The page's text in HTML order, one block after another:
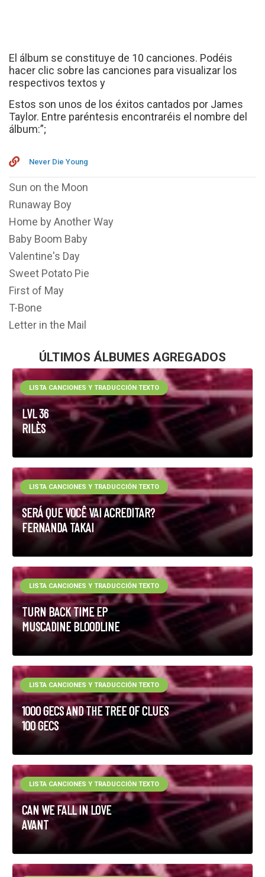
El álbum se constituye de 10 canciones. Podéis
hacer clic sobre las canciones para visualizar los
respectivos textos y
Estos son unos de los éxitos cantados por James
Taylor. Entre paréntesis encontraréis el nombre del
álbum:”;
Never Die Young
Sun on the Moon
Runaway Boy
Home by Another Way
Baby Boom Baby
Valentine's Day
Sweet Potato Pie
First of May
T-Bone
Letter in the Mail
ÚLTIMOS ÁLBUMES AGREGADOS
LVL 36
RILÈS
LISTA CANCIONES Y TRADUCCIÓN TEXTO
SERÁ QUE VOCÊ VAI ACREDITAR?
FERNANDA TAKAI
LISTA CANCIONES Y TRADUCCIÓN TEXTO
TURN BACK TIME EP
MUSCADINE BLOODLINE
LISTA CANCIONES Y TRADUCCIÓN TEXTO
1000 GECS AND THE TREE OF CLUES
100 GECS
LISTA CANCIONES Y TRADUCCIÓN TEXTO
CAN WE FALL IN LOVE
AVANT
LISTA CANCIONES Y TRADUCCIÓN TEXTO